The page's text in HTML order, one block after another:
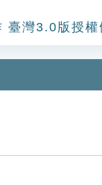
臺灣3.0版授權